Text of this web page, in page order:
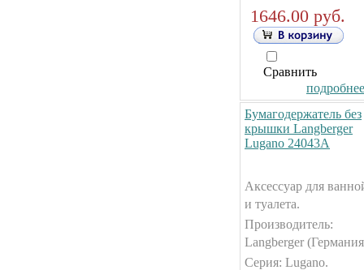
1646.00 руб.
Сравнить
Бумагодержатель без
крышки Langberger
Lugano 24043А
Аксессуар для
и туалета.
Производитель:
Langberger
Серия: Lugano.